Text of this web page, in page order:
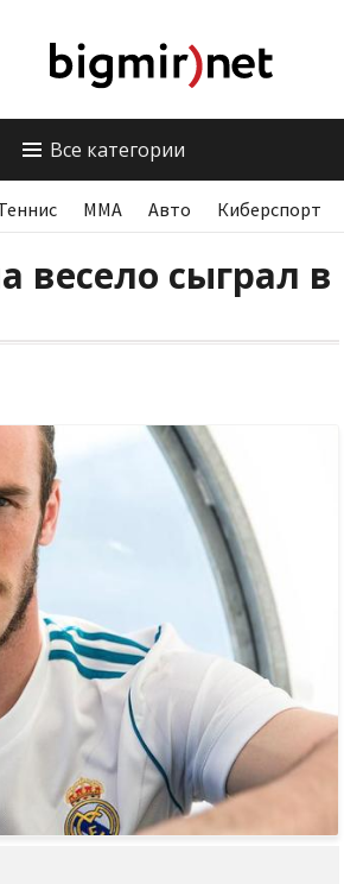
Все категории
ММА Авто Киберспорт
весело сыграл в